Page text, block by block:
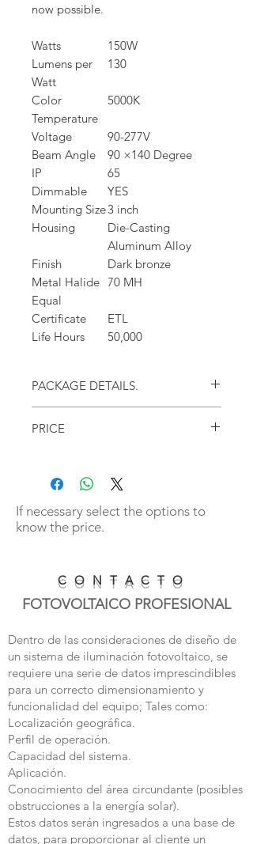
now possible.
Watts
150W
Lumens per
Watt
130
Color
Temperature
5000K
Voltage
90-277V
Beam Angle
90 ×140 Degree
IP
65
Dimmable
YES
Mounting Size3 inch
Housing
Die-Casting
Aluminum Alloy
Finish
Dark bronze
Metal Halide
Equal
70 MH
Certificate
ETL
Life Hours
50,000
PACKAGE DETAILS.
1PCS/CTN
PRICE
277VAC Driver, 5000K LED White Crisp Light,
FREE SHIPPING PURCHASING CLOSED
BOX WITH 10 PIECES (Continental USA)
If necessary select the options to
know the price.
C O N T A C T O
FOTOVOLTAICO PROFESIONAL
Dentro de las consideraciones de diseño de
un sistema de iluminación fotovoltaico, se
requiere una serie de datos imprescindibles
para un correcto dimensionamiento y
funcionalidad del equipo; Tales como:
Localización geográfica.
Perfil de operación.
Capacidad del sistema.
Aplicación.
Conocimiento del área circundante (posibles
obstrucciones a la energía solar).
Estos datos serán ingresados a una base de
datos, para proporcionar al cliente un